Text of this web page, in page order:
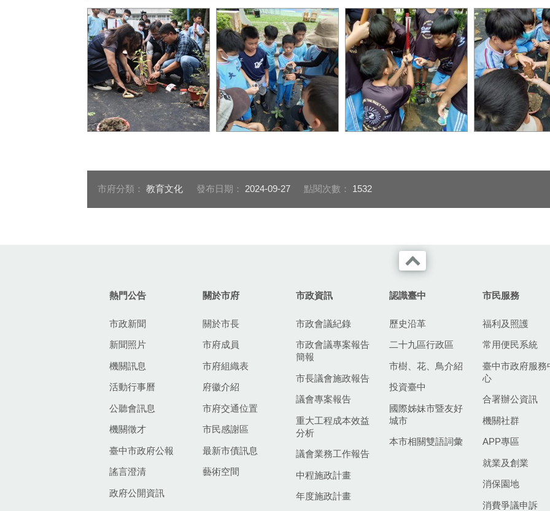
（左1）、臺中市政府教育
局郭明洲主秘
市府分類： 教育文化 發布日期： 2024-09-27 點閱次數： 1532
熱門公告
市政新聞
新聞照片
機關訊息
活動行事曆
公聽會訊息
機關徵才
臺中市政府公報
謠言澄清
政府公開資訊
關於市府
關於市長
市府成員
市府組織表
府徽介紹
市府交通位置
市民感謝區
最新市債訊息
藝術空間
市政資訊
市政會議紀錄
市政會議專案報告
簡報
市長議會施政報告
議會專案報告
重大工程成本效益
分析
議會業務工作報告
中程施政計畫
年度施政計畫
認識臺中
歷史沿革
二十九區行政區
市樹、花、鳥介紹
投資臺中
國際姊妹市暨友好
城市
本市相關雙語詞彙
市民服務
福利及照護
常用便民系統
臺中市政府服務
心
合署辦公資訊
機關社群
APP專區
就業及創業
消保園地
消費爭議申訴